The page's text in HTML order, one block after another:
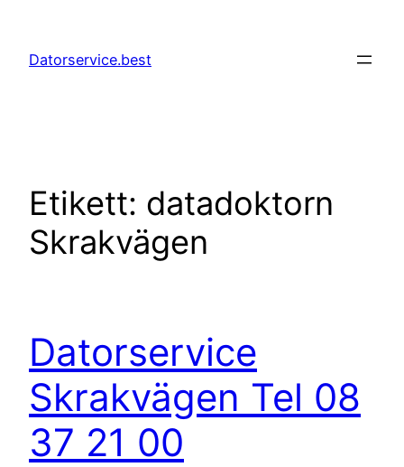
innehåll
Datorservice.best
Etikett: datadoktorn
Skrakvägen
Datorservice
Skrakvägen Tel 08
37 21 00